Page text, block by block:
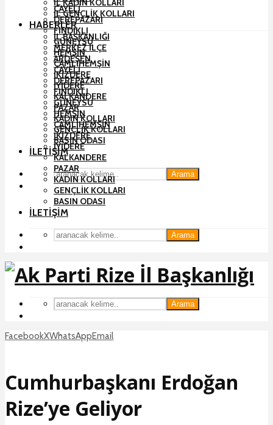
ÇAYELI
DEREPAZARI
FINDIKLI
GÜNEYSU
HEMŞIN
ÇAMLIHEMŞIN
İKIZDERE
İYIDERE
KALKANDERE
PAZAR
KADIN KOLLARI
GENÇLIK KOLLARI
BASIN ODASI
İLETIŞIM
Arama
İL KADIN KOLLARI
İL GENÇLIK KOLLARI
HABERLER
İL BAŞKANLIĞI
MERKEZ İLÇE
ARDEŞEN
ÇAYELI
DEREPAZARI
FINDIKLI
GÜNEYSU
HEMŞIN
ÇAMLIHEMŞIN
İKIZDERE
İYIDERE
KALKANDERE
PAZAR
KADIN KOLLARI
GENÇLIK KOLLARI
BASIN ODASI
İLETIŞIM
Arama
Arama
FacebookXWhatsAppEmail
Cumhurbaşkanı Erdoğan
Rize’ye Geliyor